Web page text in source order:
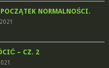
NORMALNOŚCI.
– CZ. 2